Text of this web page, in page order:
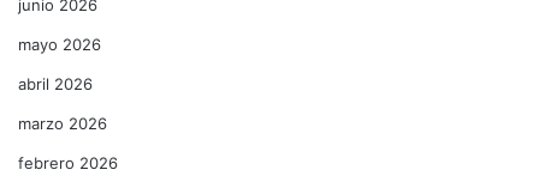
junio 2026
mayo 2026
abril 2026
marzo 2026
febrero 2026